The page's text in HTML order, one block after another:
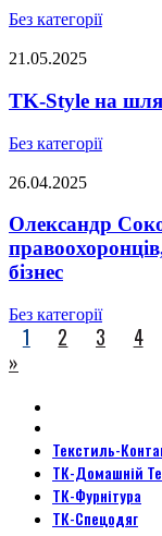
Без категорії
21.05.2025
TK-Style на
Без категорії
26.04.2025
Олександр
бізнес
Без категорії
1 2 3 4
»
Текстиль-
ТК-Домашній
ТК-Фурнітура
ТК-Спецодяг